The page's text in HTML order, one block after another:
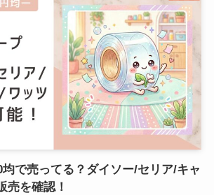
で売ってる？ダイソー/セリア/キャ
売を確認！